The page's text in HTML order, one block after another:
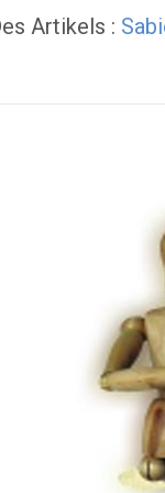
Artikels :